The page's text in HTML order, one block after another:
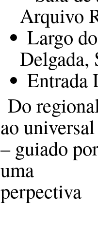
Arquivo
Largo
Delgada,
Entrada
Do
ao universal
– guiado por
uma
perpectiva